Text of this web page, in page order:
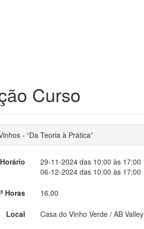
Curso
- “Da Teoria à Prática”
Horário
29-11-2024 das 10:00 às 17:00
06-12-2024 das 10:00 às 17:00
Horas 16,00
Local Casa do Vinho Verde / AB Valley